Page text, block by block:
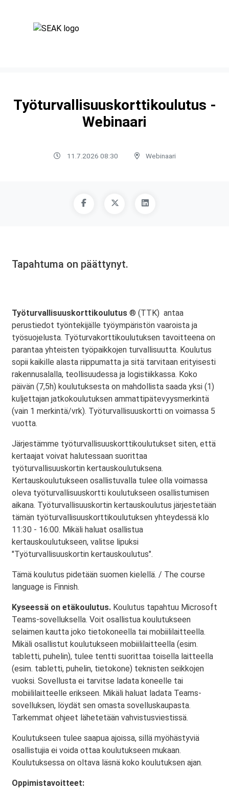
Työturvallisuuskorttikoulutus -
Webinaari
11.7.2026 08:30 Webinaari
Tapahtuma on päättynyt.
Työturvallisuuskorttikoulutus ® (TTK) antaa
perustiedot työntekijälle työympäristön vaaroista ja
työsuojelusta. Työturvakorttikoulutuksen tavoitteena on
parantaa yhteisten työpaikkojen turvallisuutta. Koulutus
sopii kaikille alasta riippumatta ja sitä tarvitaan erityisesti
rakennusalalla, teollisuudessa ja logistiikkassa. Koko
päivän (7,5h) koulutuksesta on mahdollista saada yksi (1)
kuljettajan jatkokoulutuksen ammattipätevyysmerkintä
(vain 1 merkintä/vrk). Työturvallisuuskortti on voimassa 5
vuotta.
Järjestämme työturvallisuuskorttikoulutukset siten, että
kertaajat voivat halutessaan suorittaa
työturvallisuuskortin kertauskoulutuksena.
Kertauskoulutukseen osallistuvalla tulee olla voimassa
oleva työturvallisuuskortti koulutukseen osallistumisen
aikana. Työturvallisuuskortin kertauskoulutus järjestetään
tämän työturvallisuuskorttikoulutuksen yhteydessä klo
11:30 - 16:00. Mikäli haluat osallistua
kertauskoulutukseen, valitse lipuksi
"Työturvallisuuskortin kertauskoulutus".
Tämä koulutus pidetään suomen kielellä. / The course
language is Finnish.
Kyseessä on etäkoulutus. Koulutus tapahtuu Microsoft
Teams-sovelluksella. Voit osallistua koulutukseen
selaimen kautta joko tietokoneella tai mobiililaitteella.
Mikäli osallistut koulutukseen mobiililaitteella (esim.
tabletti, puhelin), tulee tentti suorittaa toisella laitteella
(esim. tabletti, puhelin, tietokone) teknisten seikkojen
vuoksi. Sovellusta ei tarvitse ladata koneelle tai
mobiililaitteelle erikseen. Mikäli haluat ladata Teams-
sovelluksen, löydät sen omasta sovelluskaupasta.
Tarkemmat ohjeet lähetetään vahvistusviestissä.
Koulutukseen tulee saapua ajoissa, sillä myöhästyviä
osallistujia ei voida ottaa koulutukseen mukaan.
Koulutuksessa on oltava läsnä koko koulutuksen ajan.
Oppimistavoitteet: